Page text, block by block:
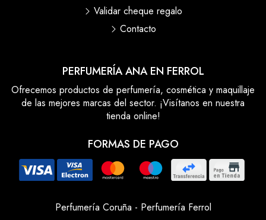
PERFUMERÍA ANA EN FERROL
Ofrecemos productos de perfumería, cosmética y maquillaje
de las mejores marcas del sector. ¡Visítanos en nuestra
tienda online!
FORMAS DE PAGO
Validar cheque regalo
Contacto
Perfumería Coruña - Perfumería Ferrol